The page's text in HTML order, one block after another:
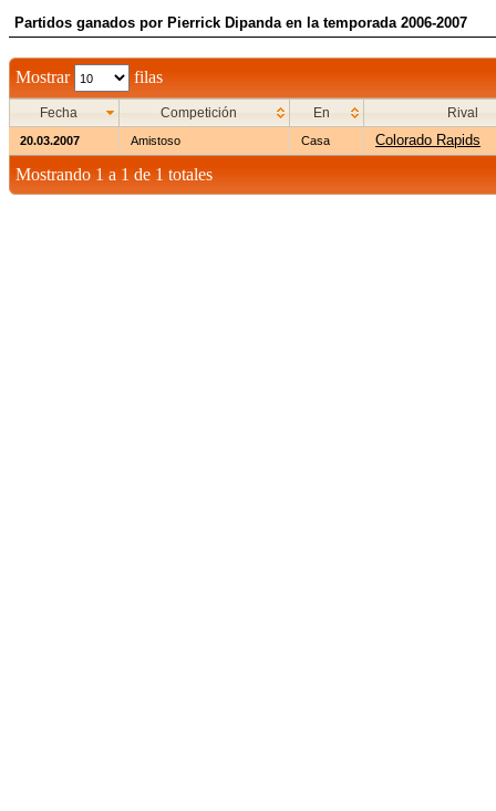
Partidos ganados por Pierrick Dipanda en la temporada 2006-2007
Mostrar filas
Fecha Competición En Rival
20.03.2007 Amistoso Casa Colorado Rapids
Mostrando 1 a 1 de 1 totales